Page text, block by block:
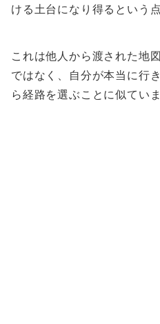
ける土台になり得るという点
これは他人から渡された地
ではなく、自分が本当に行
ら経路を選ぶことに似ていま